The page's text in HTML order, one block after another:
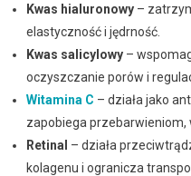
Kwas hialuronowy–
elastyczność i jędrność.
Kwas salicylowy–
oczyszczanie porów i
Witamina C – działa jako
zapobiega przebarwieniom,
Retinal – działa
kolagenu i ogranicza